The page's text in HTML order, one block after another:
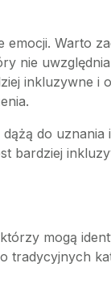
emocji. Warto
nie
inkluzywne i
do
bardziej
mogą
tradycyjnych